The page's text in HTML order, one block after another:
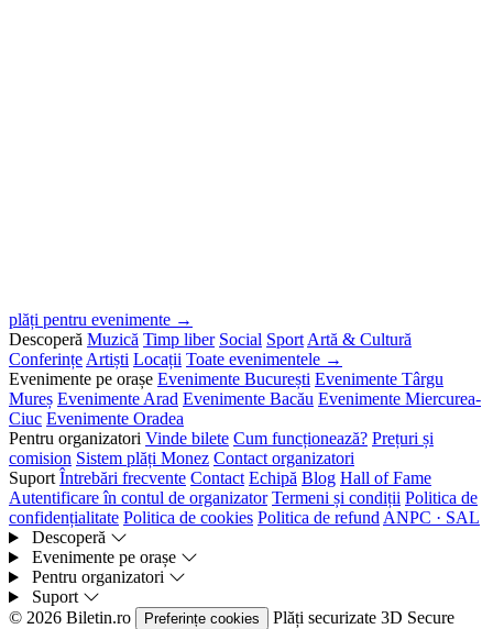
plăți pentru evenimente →
Descoperă Muzică Timp liber Social Sport Artă & Cultură
Conferințe Artiști Locații Toate evenimentele →
Evenimente pe orașe Evenimente București Evenimente Târgu
Mureș Evenimente Arad Evenimente Bacău Evenimente Miercurea-
Ciuc Evenimente Oradea
Pentru organizatori Vinde bilete Cum funcționează? Prețuri și
comision Sistem plăți Monez Contact organizatori
Suport Întrebări frecvente Contact Echipă Blog Hall of Fame
Autentificare în contul de organizator Termeni și condiții Politica de
confidențialitate Politica de cookies Politica de refund ANPC · SAL
Descoperă
Evenimente pe orașe
Pentru organizatori
Suport
© 2026 Biletin.ro
Preferințe cookies Plăți securizate 3D Secure